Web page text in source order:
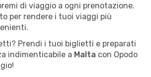
di viaggio a ogni prenotazione.
per rendere i tuoi viaggi più
Prendi i tuoi biglietti e preparati
indimenticabile a Malta con Opodo